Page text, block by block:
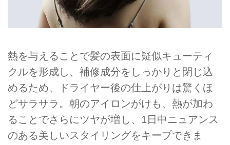
熱を与えることで髪の表面に疑似キューティ
クルを形成し、補修成分をしっかりと閉じ込
めるため、ドライヤー後の仕上がりは驚くほ
どサラサラ。朝のアイロンがけも、熱が加わ
ることでさらにツヤが増し、1日中ニュアンス
のある美しいスタイリングをキープできま